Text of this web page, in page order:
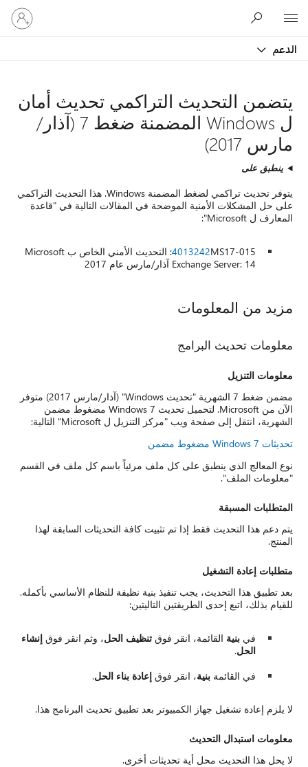
الدعم
تسجيل
الدخول
إلى
يتضمن التحديث التراكمي تحديث أمان
ل Windows المضمنة ضغط 7 (آذار/
مارس 2017)
ينطبق على
يتوفر تحديث تراكمي لضغط المضمنة Windows. هذا التحديث التراكمي
على حل المشكلات الأمنية الموضحة في المقالات التالية في "قاعدة
المعارف ل Microsoft":
4013242
MS17-015: التحديث الأمني الخاص ب Microsoft
Exchange Server: 14 آذار/مارس عام 2017
مزيد من المعلومات
معلومات تحديث البرامج
معلومات التنزيل
مضمن ضغط 7 الشهرية "تحديث Windows" (آذار/مارس 2017) متوفر
الآن من Microsoft. لتحميل تحديث Windows 7 مضغوط مضمن
الشهرية، انتقل إلى صفحة ويب "مركز التنزيل ل Microsoft" التالية:
تحديثات Windows 7 مضغوط مضمن
نوع المعالج الذي ينطبق على كل ملف مرئياً باسم كل ملف في القسم
"معلومات الملف".
المتطلبات المسبقة
يتم دعم هذا التحديث فقط إذا تم تثبيت كافة التحديثات السابقة لهذا
المنتج.
متطلبات إعادة التشغيل
بعد تطبيق هذا التحديث، يجب تنفيذ بنية نظيفة للنظام الأساسي بأكمله.
للقيام بذلك، اتبع إحدى الطريقتين التاليتين:
فيبنية القائمة، انقر فوقتنظيف الحل، وثم انقر فوقإنشاء
الحل.
في القائمةبنية، انقر فوقإعادة بناء الحل.
لا يلزم إعادة تشغيل جهاز الكمبيوتر بعد تطبيق تحديث البرنامج هذا.
معلومات استبدال التحديث
لا يحل هذا التحديث محل أية تحديثات أخرى.